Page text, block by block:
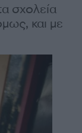
σχολεία
και με